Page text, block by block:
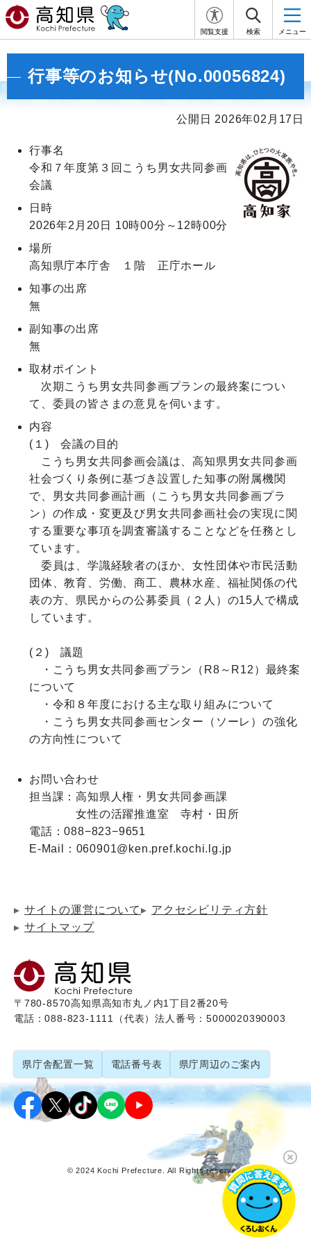
閲覧支援 検索 メニュー
行事等のお知らせ(No.00056824)
公開日 2026年02月17日
行事名
令和７年度第３回こうち男女共同参画
会議
日時
2026年2月20日
10時00分～12時00分
場所
高知県庁本庁舎 １階 正庁ホール
知事の出席
無
副知事の出席
無
取材ポイント
次期こうち男女共同参画プランの最終案につい
て、委員の皆さまの意見を伺います。
内容
(１)　会議の目的
こうち男女共同参画会議は、高知県男女共同参画
社会づくり条例に基づき設置した知事の附属機関
で、男女共同参画計画（こうち男女共同参画プラ
ン）の作成・変更及び男女共同参画社会の実現に関
する重要な事項を調査審議することなどを任務とし
ています。
委員は、学識経験者のほか、女性団体や市民活動
団体、教育、労働、商工、農林水産、福祉関係の代
表の方、県民からの公募委員（２人）の15人で構成
しています。
(２)　議題
・こうち男女共同参画プラン（R8～R12）最終案
について
・令和８年度における主な取り組みについて
・こうち男女共同参画センター（ソーレ）の強化
の方向性について
お問い合わせ
担当課：高知県人権・男女共同参画課
女性の活躍推進室　寺村・田所
電話：088−823−9651
E-Mail：060901@ken.pref.kochi.lg.jp
サイトの運営について
アクセシビリティ方針
サイトマップ
〒780-8570高知県高知市丸ノ内1丁目2番20号
電話：088-823-1111（代表）法人番号：5000020390003
県庁舎配置一覧 電話番号表 県庁周辺のご案内
© 2024 Kochi Prefecture. All Rights reserved.